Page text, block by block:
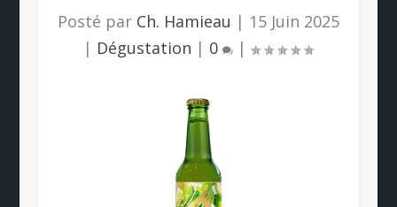
Posté par Ch. Hamieau | 15 Juin 2025
| Dégustation | 0 |